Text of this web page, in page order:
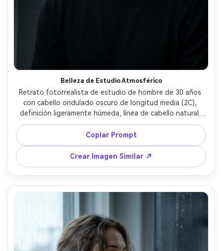
Belleza de Estudio Atmosférico
Retrato fotorrealista de estudio de hombre de 30 años
con cabello ondulado oscuro de longitud media (2C),
definición ligeramente húmeda, línea de cabello natural,
expresión pensativa; vestido con cuello negro; fondo gris
oscuro; luz principal de softbox del lado izquierdo,
relleno negativo para contraste; Canon EOS R5, 85mm
f/1.8, reflejos nítidos en ojos, poca profundidad;
encuadre cejas-hombros, ligera rotación tres cuartos;
ambiente: cinematográfico y refinado; poros realistas,
transiciones de sombra limpias, alto detalle, enfoque
Copiar Prompt
Crear Imagen Similar ↗